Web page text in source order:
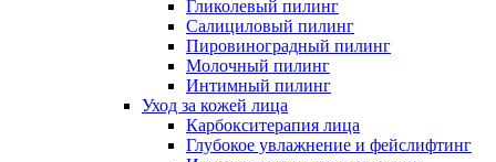
Гликолевый пилинг
Салициловый пилинг
Пировиноградный пилинг
Молочный пилинг
Интимный пилинг
Уход за кожей лица
Карбокситерапия лица
Глубокое увлажнение и фейслифтинг